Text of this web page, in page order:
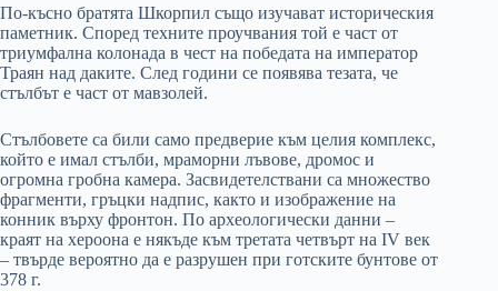
По-късно братята Шкорпил също изучават историческия
паметник. Според техните проучвания той е част от
триумфална колонада в чест на победата на император
Траян над даките. След години се появява тезата, че
стълбът е част от мавзолей.
Стълбовете са били само предверие към целия комплекс,
който е имал стълби, мраморни лъвове, дромос и
огромна гробна камера. Засвидетелствани са множество
фрагменти, гръцки надпис, както и изображение на
конник върху фронтон. По археологически данни –
краят на хероона е някъде към третата четвърт на IV век
– твърде вероятно да е разрушен при готските бунтове от
378 г.